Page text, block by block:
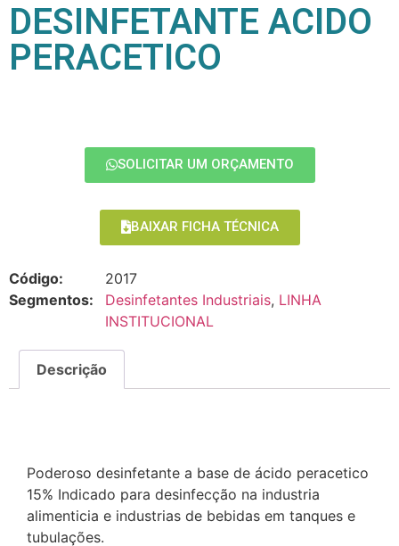
DESINFETANTE ACIDO
PERACETICO
SOLICITAR UM ORÇAMENTO
BAIXAR FICHA TÉCNICA
Código:
2017
Segmentos:
Desinfetantes Industriais, LINHA
INSTITUCIONAL
Descrição
Poderoso desinfetante a base de ácido peracetico
15% Indicado para desinfecção na industria
alimenticia e industrias de bebidas em tanques e
tubulações.